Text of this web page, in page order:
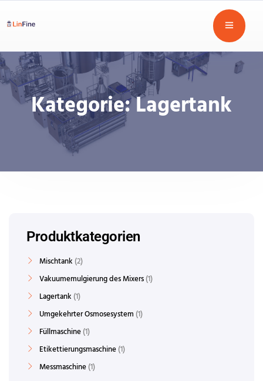
Kategorie:Lagertank
Produktkategorien
Mischtank 2
Vakuumemulgierung des Mixers 1
Lagertank 1
Umgekehrter Osmosesystem 1
Füllmaschine 1
Etikettierungsmaschine 1
Messmaschine 1